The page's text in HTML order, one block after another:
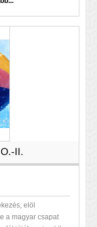
II.
elöl
a magyar csapat